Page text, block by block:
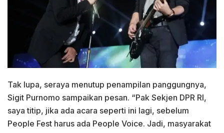
Tak lupa, seraya menutup penampilan panggungnya,
Sigit Purnomo sampaikan pesan. “Pak Sekjen DPR RI,
saya titip, jika ada acara seperti ini lagi, sebelum
People Fest harus ada People Voice. Jadi, masyarakat